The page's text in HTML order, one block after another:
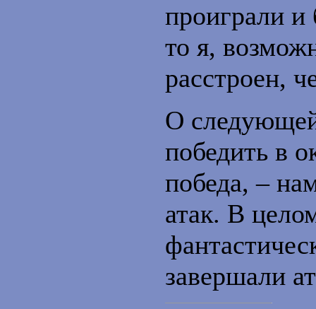
проиграли и
то я,
расстроен,
О
победить в
победа, –
атак. В
завершали